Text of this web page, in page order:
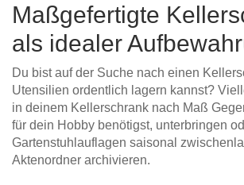
Maßgefertigte
als idealer
Du bist auf der Suche nach einen
Utensilien ordentlich lagern kannst?
in deinem Kellerschrank nach Maß
für dein Hobby benötigst, unterbringen
Gartenstuhlauflagen saisonal
Aktenordner archivieren.